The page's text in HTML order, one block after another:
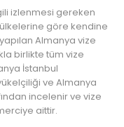
izlenmesi gereken
göre kendine
Almanya vize
birlikte tüm vize
İstanbul
ve Almanya
incelenir ve vize
aittir.